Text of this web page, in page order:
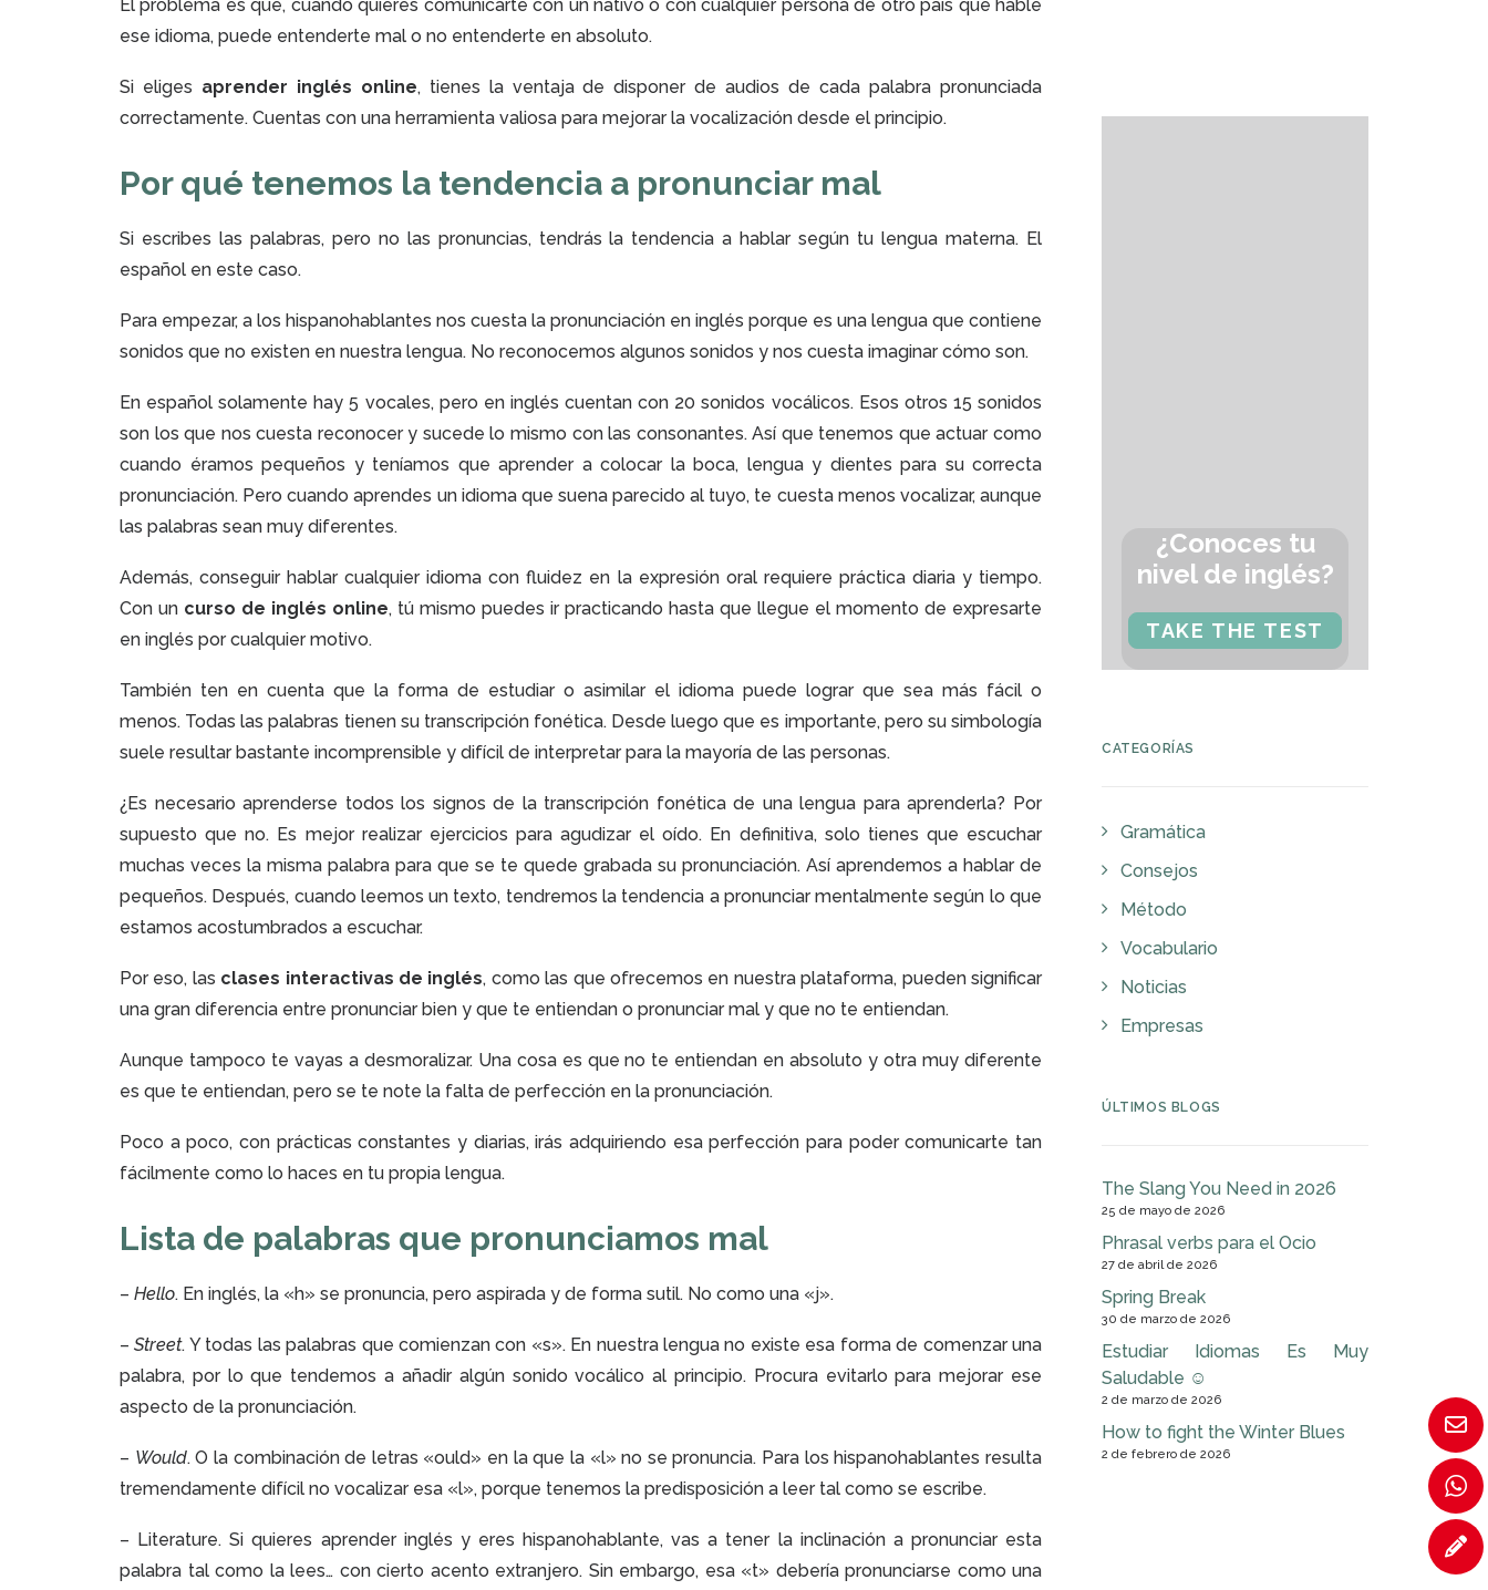
El problema es que, cuando quieres comunicarte con un nativo o con cualquier persona de otro país que hable
ese idioma, puede entenderte mal o no entenderte en absoluto.
Si eliges aprender inglés online, tienes la ventaja de disponer de audios de cada palabra pronunciada
correctamente. Cuentas con una herramienta valiosa para mejorar la vocalización desde el principio.
Por qué tenemos la tendencia a pronunciar mal
Si escribes las palabras, pero no las pronuncias, tendrás la tendencia a hablar según tu lengua materna. El
español en este caso.
Para empezar, a los hispanohablantes nos cuesta la pronunciación en inglés porque es una lengua que contiene
sonidos que no existen en nuestra lengua. No reconocemos algunos sonidos y nos cuesta imaginar cómo son.
En español solamente hay 5 vocales, pero en inglés cuentan con 20 sonidos vocálicos. Esos otros 15 sonidos
son los que nos cuesta reconocer y sucede lo mismo con las consonantes. Así que tenemos que actuar como
cuando éramos pequeños y teníamos que aprender a colocar la boca, lengua y dientes para su correcta
pronunciación. Pero cuando aprendes un idioma que suena parecido al tuyo, te cuesta menos vocalizar, aunque
las palabras sean muy diferentes.
Además, conseguir hablar cualquier idioma con fluidez en la expresión oral requiere práctica diaria y tiempo.
Con un curso de inglés online, tú mismo puedes ir practicando hasta que llegue el momento de expresarte
en inglés por cualquier motivo.
También ten en cuenta que la forma de estudiar o asimilar el idioma puede lograr que sea más fácil o
menos. Todas las palabras tienen su transcripción fonética. Desde luego que es importante, pero su simbología
suele resultar bastante incomprensible y difícil de interpretar para la mayoría de las personas.
¿Es necesario aprenderse todos los signos de la transcripción fonética de una lengua para aprenderla? Por
supuesto que no. Es mejor realizar ejercicios para agudizar el oído. En definitiva, solo tienes que escuchar
muchas veces la misma palabra para que se te quede grabada su pronunciación. Así aprendemos a hablar de
pequeños. Después, cuando leemos un texto, tendremos la tendencia a pronunciar mentalmente según lo que
estamos acostumbrados a escuchar.
Por eso, las clases interactivas de inglés, como las que ofrecemos en nuestra plataforma, pueden significar
una gran diferencia entre pronunciar bien y que te entiendan o pronunciar mal y que no te entiendan.
Aunque tampoco te vayas a desmoralizar. Una cosa es que no te entiendan en absoluto y otra muy diferente
es que te entiendan, pero se te note la falta de perfección en la pronunciación.
Poco a poco, con prácticas constantes y diarias, irás adquiriendo esa perfección para poder comunicarte tan
fácilmente como lo haces en tu propia lengua.
Lista de palabras que pronunciamos mal
– Hello. En inglés, la «h» se pronuncia, pero aspirada y de forma sutil. No como una «j».
–Street. Y todas las palabras que comienzan con «s». En nuestra lengua no existe esa forma de comenzar una
palabra, por lo que tendemos a añadir algún sonido vocálico al principio. Procura evitarlo para mejorar ese
aspecto de la pronunciación.
– Would. O la combinación de letras «ould» en la que la «l» no se pronuncia. Para los hispanohablantes resulta
tremendamente difícil no vocalizar esa «l», porque tenemos la predisposición a leer tal como se escribe.
– Literature. Si quieres aprender inglés y eres hispanohablante, vas a tener la inclinación a pronunciar esta
palabra tal como la lees… con cierto acento extranjero. Sin embargo, esa «t» debería pronunciarse como una
¿Conoces tu
nivel de inglés?
TAKE THE TEST
CATEGORÍAS
Gramática
Consejos
Método
Vocabulario
Noticias
Empresas
ÚLTIMOS BLOGS
The Slang You Need in 2026
25 de mayo de 2026
Phrasal verbs para el Ocio
27 de abril de 2026
Spring Break
30 de marzo de 2026
Estudiar Idiomas Es Muy
Saludable ☺
2 de marzo de 2026
How to fight the Winter Blues
2 de febrero de 2026